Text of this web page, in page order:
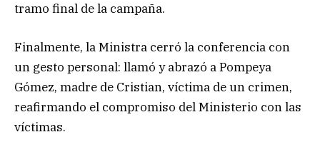
tramo final de la campaña.
Finalmente, la Ministra cerró la conferencia con
un gesto personal: llamó y abrazó a Pompeya
Gómez, madre de Cristian, víctima de un crimen,
reafirmando el compromiso del Ministerio con las
víctimas.